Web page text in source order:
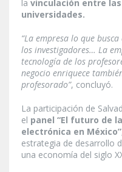
la vinculación entre
universidades.
“La empresa lo que
los investigadores… La
tecnología de los
negocio enriquece
profesorado”, concluyó.
La participación de
el panel “El futuro de
electrónica en México”
estrategia de desarrollo
una economía del siglo